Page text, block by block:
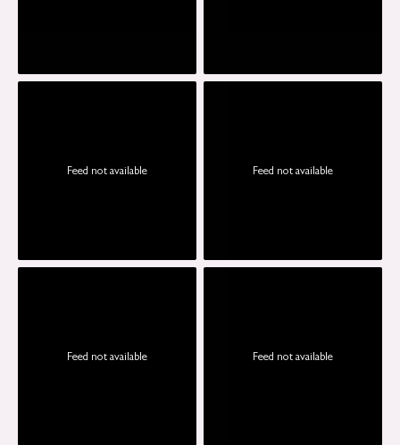
Feed not available Feed not available
Feed not available Feed not available